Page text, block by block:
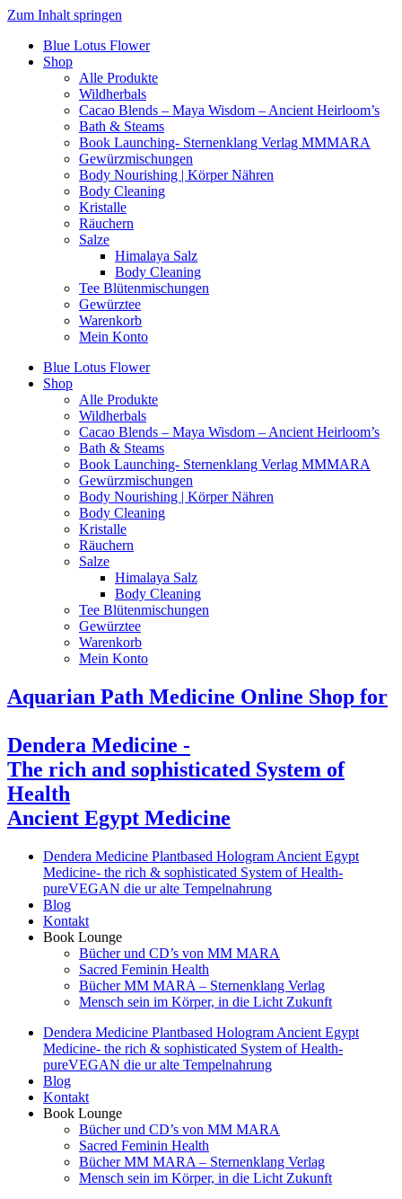
Zum Inhalt springen
Blue Lotus Flower
Shop
Alle Produkte
Wildherbals
Cacao Blends – Maya Wisdom – Ancient Heirloom’s
Bath & Steams
Book Launching- Sternenklang Verlag MMMARA
Gewürzmischungen
Body Nourishing | Körper Nähren
Body Cleaning
Kristalle
Räuchern
Salze
Himalaya Salz
Body Cleaning
Tee Blütenmischungen
Gewürztee
Warenkorb
Mein Konto
Blue Lotus Flower
Shop
Alle Produkte
Wildherbals
Cacao Blends – Maya Wisdom – Ancient Heirloom’s
Bath & Steams
Book Launching- Sternenklang Verlag MMMARA
Gewürzmischungen
Body Nourishing | Körper Nähren
Body Cleaning
Kristalle
Räuchern
Salze
Himalaya Salz
Body Cleaning
Tee Blütenmischungen
Gewürztee
Warenkorb
Mein Konto
Aquarian Path Medicine Online Shop for
Dendera Medicine -
The rich and sophisticated System of
Health
Ancient Egypt Medicine
Dendera Medicine Plantbased Hologram Ancient Egypt
Medicine- the rich & sophisticated System of Health-
pureVEGAN die ur alte Tempelnahrung
Blog
Kontakt
Book Lounge
Bücher und CD’s von MM MARA
Sacred Feminin Health
Bücher MM MARA – Sternenklang Verlag
Mensch sein im Körper, in die Licht Zukunft
Dendera Medicine Plantbased Hologram Ancient Egypt
Medicine- the rich & sophisticated System of Health-
pureVEGAN die ur alte Tempelnahrung
Blog
Kontakt
Book Lounge
Bücher und CD’s von MM MARA
Sacred Feminin Health
Bücher MM MARA – Sternenklang Verlag
Mensch sein im Körper, in die Licht Zukunft